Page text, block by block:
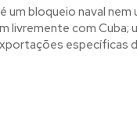
um bloqueio naval
livremente com
a exportações